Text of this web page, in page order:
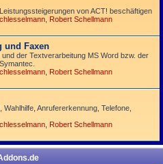
von ACT! beschäftigen
Robert Schellmann
und Faxen
der Textverarbeitung MS Word bzw. der
Robert Schellmann
Anrufererkennung, Telefone,
Robert Schellmann